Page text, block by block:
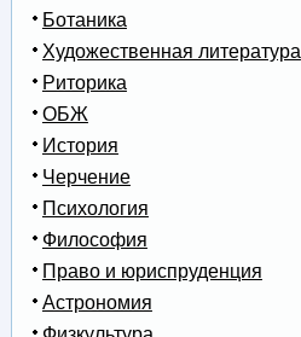
Ботаника
Художественная литература
Риторика
ОБЖ
История
Черчение
Психология
Философия
Право и юриспруденция
Астрономия